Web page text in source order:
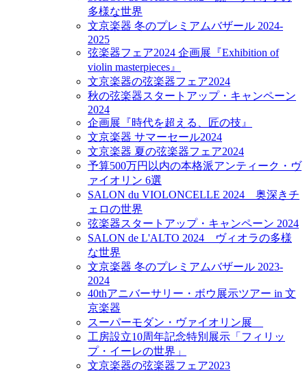
多様な世界
文京楽器 冬のプレミアムバザール 2024-
2025
弦楽器フェア2024 企画展『Exhibition of
violin masterpieces』
文京楽器の弦楽器フェア2024
秋の弦楽器スタートアップ・キャンペーン
2024
企画展『時代を超える、匠の技』
文京楽器 サマーセール2024
文京楽器 夏の弦楽器フェア2024
予算500万円以内の本格派アンティーク・ヴ
ァイオリン 6選
SALON du VIOLONCELLE 2024 奥深きチ
ェロの世界
弦楽器スタートアップ・キャンペーン 2024
SALON de L'ALTO 2024 ヴィオラの多様
な世界
文京楽器 冬のプレミアムバザール 2023-
2024
40thアニバーサリー・ボウ展示ツアー in 文
京楽器
スーパーモダン・ヴァイオリン展
工房設立10周年記念特別展示「フィリッ
プ・イーレの世界」
文京楽器の弦楽器フェア2023